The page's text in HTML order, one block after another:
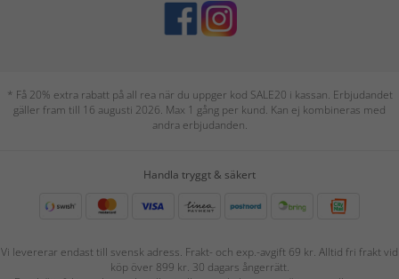
* Få 20% extra rabatt på all rea när du uppger kod SALE20 i kassan. Erbjudandet
gäller fram till 16 augusti 2026. Max 1 gång per kund. Kan ej kombineras med
andra erbjudanden.
Handla tryggt & säkert
Vi levererar endast till svensk adress. Frakt- och exp.-avgift 69 kr. Alltid fri frakt vid
köp över 899 kr. 30 dagars ångerrätt.